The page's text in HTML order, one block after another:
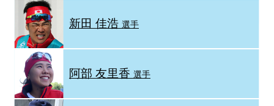
新田 佳浩 選手
阿部 友里香 選手